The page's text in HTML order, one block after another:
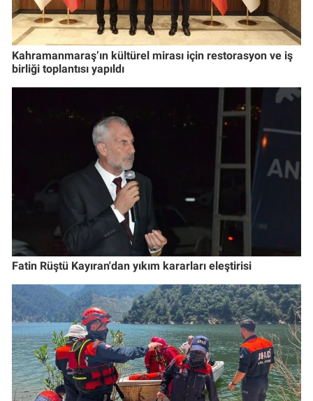
Kahramanmaraş’ın kültürel mirası için restorasyon ve iş
birliği toplantısı yapıldı
Fatin Rüştü Kayıran'dan yıkım kararları eleştirisi